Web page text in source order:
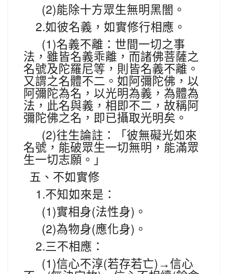
(2)能除十方眾生無明黑闇。
2.如彼名義，如實修行相應。
(1)名義不離：世間一切之事
法，雖皆名義乖離，而諸佛菩薩之
名號及陀羅尼等，則皆名義不離。
又謂之名體不二。如阿彌陀佛，以
阿彌陀為名，以光明為義，為體為
法，此名與義，相即不二，故稱阿
彌陀佛之名，即已攝取光明矣。
(2)往生論註：「彼無礙光如來
名號，能破眾生一切無明，能滿眾
生一切志願。」
五、不如實修
1.不知如來是：
(1)實相身(法性身) 。
(2)為物身(應化身) 。
2.三不相應：
(1)信心不淳(若存若亡) →信心